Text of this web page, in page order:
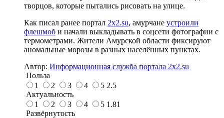
творцов, которые пытались рисовать на улице.
Как писал ранее портал 2х2.su, амурчане устроили
флешмоб и начали выкладывать в соцсети фотографии с
термометрами. Жители Амурской области фиксируют
аномальные морозы в разных населённых пунктах.
Автор: Информационная служба портала 2x2.su
Польза
1
2 3 4 5 2.5
Актуальность
1
2 3 4 5 1.81
Развёрнутость